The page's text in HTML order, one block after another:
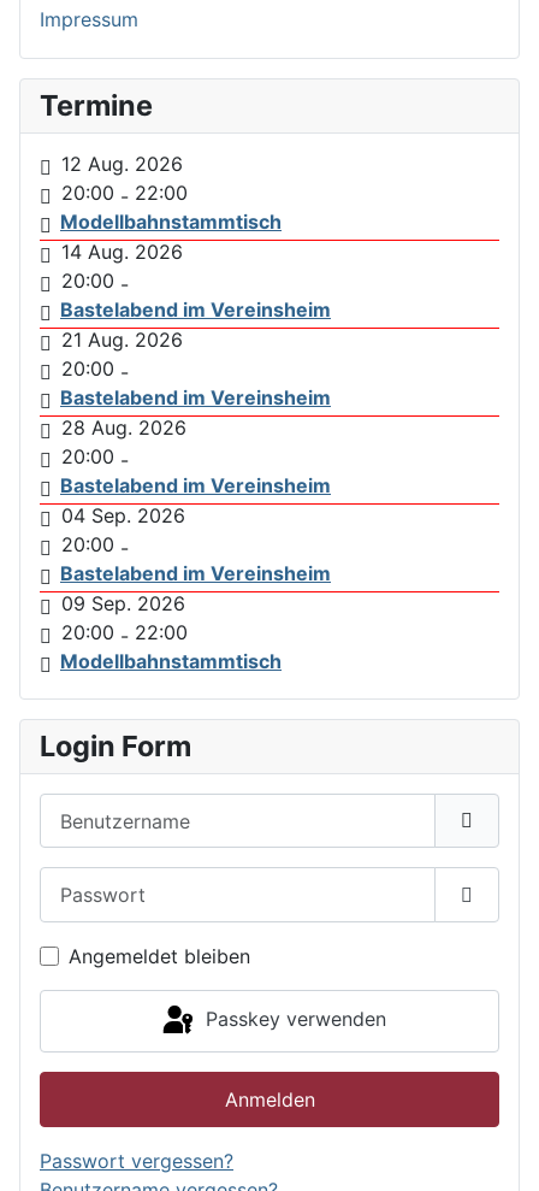
Impressum
Termine
12 Aug. 2026
20:00 - 22:00
Modellbahnstammtisch
14 Aug. 2026
20:00 -
Bastelabend im Vereinsheim
21 Aug. 2026
20:00 -
Bastelabend im Vereinsheim
28 Aug. 2026
20:00 -
Bastelabend im Vereinsheim
04 Sep. 2026
20:00 -
Bastelabend im Vereinsheim
09 Sep. 2026
20:00 - 22:00
Modellbahnstammtisch
Login Form
Angemeldet bleiben
Passkey verwenden
Anmelden
Passwort vergessen?